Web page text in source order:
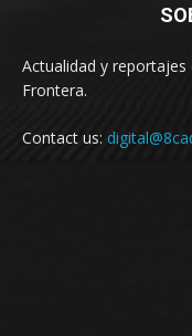
Actualidad y reportajes
Frontera.
Contact us: